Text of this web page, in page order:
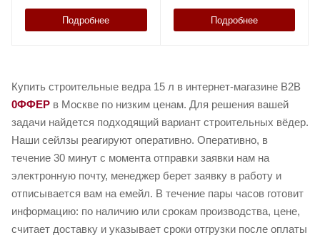
Подробнее Подробнее
Купить строительные ведра 15 л в интернет-магазине B2B
0ФФЕР в Москве по низким ценам. Для решения вашей
задачи найдется подходящий вариант строительных вёдер.
Наши сейлзы реагируют оперативно. Оперативно, в
течение 30 минут с момента отправки заявки нам на
электронную почту, менеджер берет заявку в работу и
отписывается вам на емейл. В течение пары часов готовит
информацию: по наличию или срокам производства, цене,
считает доставку и указывает сроки отгрузки после оплаты